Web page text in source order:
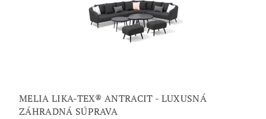
MELIA LIKA-TEX® ANTRACIT - LUXUSNÁ
ZÁHRADNÁ SÚPRAVA